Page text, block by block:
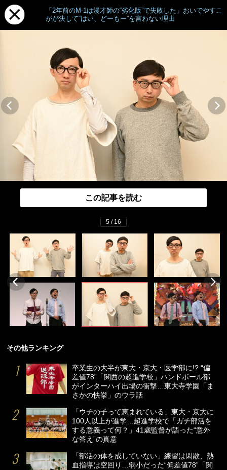
「2年前のM-1は漫才師の“劣化版”で失敗した」おいでやすこ
がが決して“はい、どーもー”を言わない理由
この記事を読む
5 / 16
その他ランキング
卒業生の大半が東大・京大・医学部に!? “偏
差値78”「関西の超進学校」ハンドボール部
がインターハイ出場の衝撃…東大寺学園「ま
さかの快挙」のウラ話
「ウチの子って恵まれている」東大・京大に
100人以上が進学…超進学校で「ガチ部活を
する意義って何？」41歳監督が語った“意外
な答え”の真意
「部活の体を成していない」練習は閑散、熱
血指導は空回り…弱小だった“偏差値78”「関